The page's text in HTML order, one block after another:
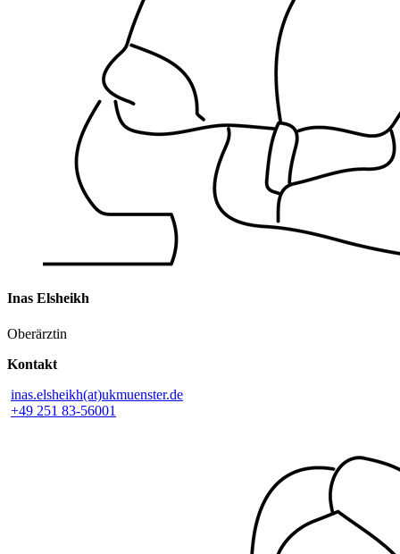
Inas Elsheikh
Oberärztin
Kontakt
inas.elsheikh(at)ukmuenster.de
+49 251 83-56001